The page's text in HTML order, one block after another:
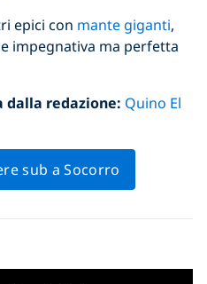
epici con mante giganti,
impegnativa ma perfetta
dalla redazione: Quino El
sub a Socorro